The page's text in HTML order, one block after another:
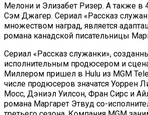
Мелони и Элизабет Ризер. А также в
Сэм Джагер. Сериал «Рассказ
множеством наград, является
романа канадской писательницы
Сериал «Рассказ служанки»,
исполнительным продюсером и
Миллером пришел в Hulu из MGM
числе продюсеров значатся Уоррен
Мосс, Дэниэл Уилсон, Фран Сирс и
романа Маргарет Этвуд со-